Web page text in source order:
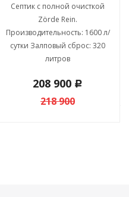
Септик с полной очисткой
Zörde Rein.
Производительность: 1600 л/
сутки Залповый сброс: 320
литров
208 900 c
218 900